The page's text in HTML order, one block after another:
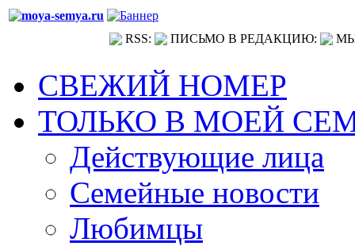
RSS: ПИСЬМО В РЕДАКЦИЮ:
СВЕЖИЙ НОМЕР
ТОЛЬКО В МОЕЙ
Действующие лица
Семейные новости
Любимцы